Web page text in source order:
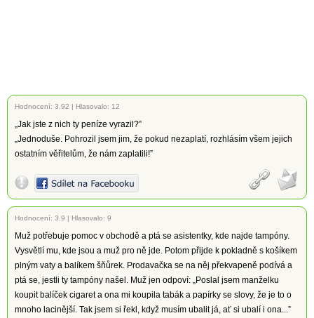
Hodnocení: 3.92 | Hlasovalo: 12
„Jak jste z nich ty peníze vyrazil?”
„Jednoduše. Pohrozil jsem jim, že pokud nezaplatí, rozhlásím všem jejich
ostatním věřitelům, že nám zaplatili!”
Hodnocení: 3.9 | Hlasovalo: 9
Muž potřebuje pomoc v obchodě a ptá se asistentky, kde najde tampóny.
Vysvětlí mu, kde jsou a muž pro ně jde. Potom přijde k pokladně s košíkem
plným vaty a balíkem šňůrek. Prodavačka se na něj překvapeně podívá a
ptá se, jestli ty tampóny našel. Muž jen odpoví: „Poslal jsem manželku
koupit balíček cigaret a ona mi koupila tabák a papírky se slovy, že je to o
mnoho lacinější. Tak jsem si řekl, když musím ubalit já, ať si ubalí i ona...”